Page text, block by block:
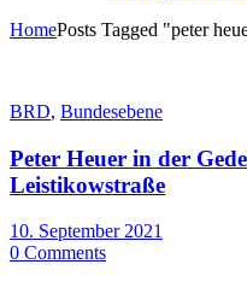
HomePosts Tagged "peter
BRD, Bundesebene
Peter Heuer in der
Leistikowstraße
10. September 2021
0 Comments